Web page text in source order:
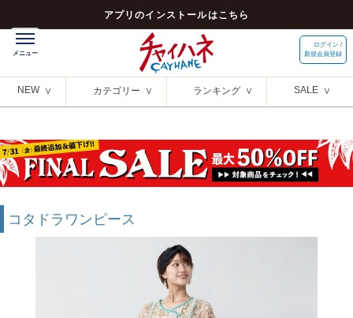
アプリのインストールはこちら
ログイン /
新規会員登録
NEW カテゴリー ランキング SALE
コタドラワンピース